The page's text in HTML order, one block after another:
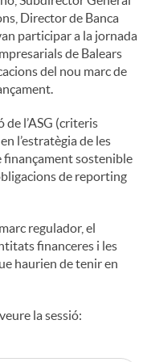
Director de Banca
participar a la jornada
de Balears
del nou marc de
de l’ASG (criteris
l’estratègia de les
finançament sostenible
de reporting
regulador, el
financeres i les
haurien de tenir en
la sessió: